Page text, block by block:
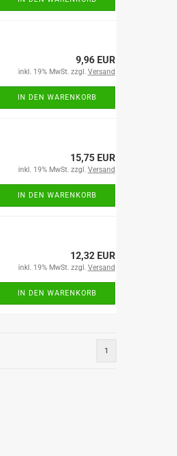
9,96 EUR
inkl. 19% MwSt. zzgl. Versand
IN DEN WARENKORB
15,75 EUR
inkl. 19% MwSt. zzgl. Versand
IN DEN WARENKORB
12,32 EUR
inkl. 19% MwSt. zzgl. Versand
IN DEN WARENKORB
1